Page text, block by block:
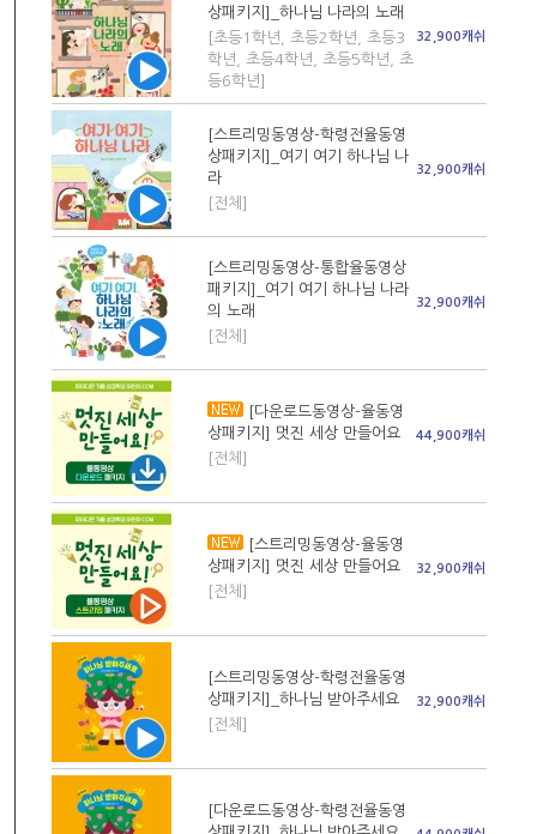
상패키지]_하나님 나라의 노래
[초등1학년, 초등2학년, 초등3
학년, 초등4학년, 초등5학년, 초
등6학년]
32,900캐쉬
[스트리밍동영상-학령전율동영
상패키지]_여기 여기 하나님 나
라
[전체]
32,900캐쉬
[스트리밍동영상-통합율동영상
패키지]_여기 여기 하나님 나라
의 노래
[전체]
32,900캐쉬
[다운로드동영상-율동영
상패키지] 멋진 세상 만들어요
[전체]
44,900캐쉬
[스트리밍동영상-율동영
상패키지] 멋진 세상 만들어요
[전체]
32,900캐쉬
[스트리밍동영상-학령전율동영
상패키지]_하나님 받아주세요
[전체]
32,900캐쉬
[다운로드동영상-학령전율동영